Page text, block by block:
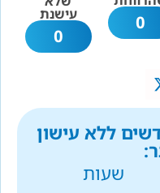
0 עישנת
0
ללא עישון
שעות